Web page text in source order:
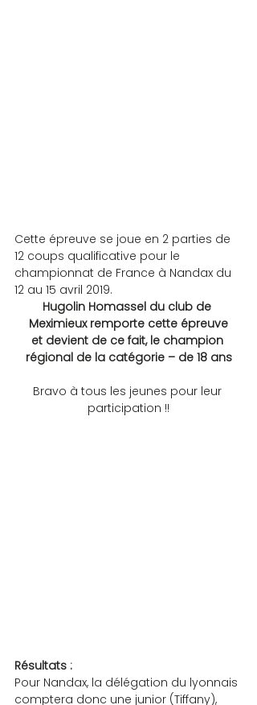
Cette épreuve se joue en 2 parties de
12 coups qualificative pour le
championnat de France à Nandax du
12 au 15 avril 2019.
Hugolin Homassel du club de
Meximieux remporte cette épreuve
et devient de ce fait, le champion
régional de la catégorie – de 18 ans
Bravo à tous les jeunes pour leur
participation !!
Résultats :
Pour Nandax, la délégation du lyonnais
comptera donc une junior (Tiffany),